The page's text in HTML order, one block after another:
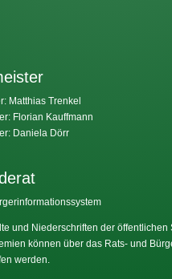
Matthias Trenkel
Florian Kauffmann
Daniela Dörr
und Niederschriften der öffentlichen
können über das Rats- und
werden.